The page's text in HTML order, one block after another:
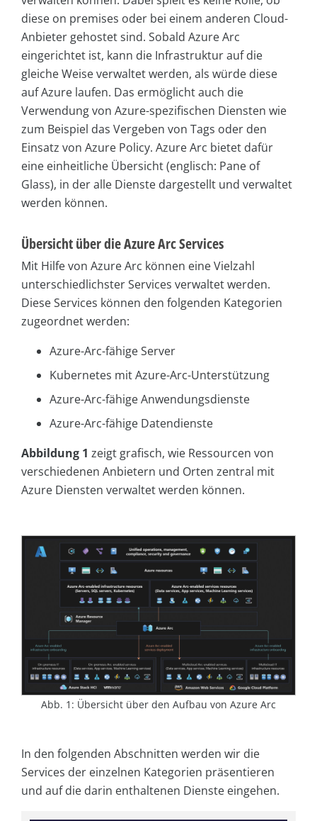
diese on premises oder bei einem anderen Cloud-
Anbieter gehostet sind. Sobald Azure Arc
eingerichtet ist, kann die Infrastruktur auf die
gleiche Weise verwaltet werden, als würde diese
auf Azure laufen. Das ermöglicht auch die
Verwendung von Azure-spezifischen Diensten wie
zum Beispiel das Vergeben von Tags oder den
Einsatz von Azure Policy. Azure Arc bietet dafür
eine einheitliche Übersicht (englisch: Pane of
Glass), in der alle Dienste dargestellt und verwaltet
werden können.
Übersicht über die Azure Arc Services
Mit Hilfe von Azure Arc können eine Vielzahl
unterschiedlichster Services verwaltet werden.
Diese Services können den folgenden Kategorien
zugeordnet werden:
Azure-Arc-fähige Server
Kubernetes mit Azure-Arc-Unterstützung
Azure-Arc-fähige Anwendungsdienste
Azure-Arc-fähige Datendienste
Abbildung 1 zeigt grafisch, wie Ressourcen von
verschiedenen Anbietern und Orten zentral mit
Azure Diensten verwaltet werden können.
Abb. 1: Übersicht über den Aufbau von Azure Arc
In den folgenden Abschnitten werden wir die
Services der einzelnen Kategorien präsentieren
und auf die darin enthaltenen Dienste eingehen.